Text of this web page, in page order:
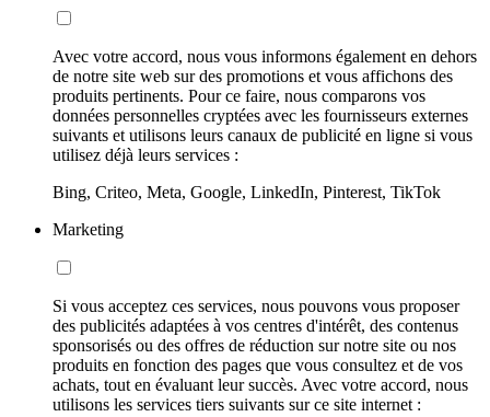
Avec votre accord, nous vous informons également en dehors
de notre site web sur des promotions et vous affichons des
produits pertinents. Pour ce faire, nous comparons vos
données personnelles cryptées avec les fournisseurs externes
suivants et utilisons leurs canaux de publicité en ligne si vous
utilisez déjà leurs services :
Bing, Criteo, Meta, Google, LinkedIn, Pinterest, TikTok
Marketing
Si vous acceptez ces services, nous pouvons vous proposer
des publicités adaptées à vos centres d'intérêt, des contenus
sponsorisés ou des offres de réduction sur notre site ou nos
produits en fonction des pages que vous consultez et de vos
achats, tout en évaluant leur succès. Avec votre accord, nous
utilisons les services tiers suivants sur ce site internet :